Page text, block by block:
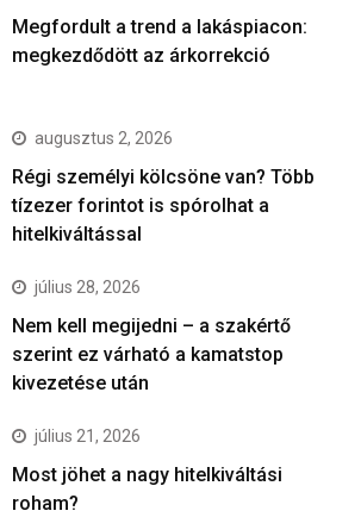
Megfordult a trend a lakáspiacon:
megkezdődött az árkorrekció
augusztus 2, 2026
Régi személyi kölcsöne van? Több
tízezer forintot is spórolhat a
hitelkiváltással
július 28, 2026
Nem kell megijedni – a szakértő
szerint ez várható a kamatstop
kivezetése után
július 21, 2026
Most jöhet a nagy hitelkiváltási
roham?